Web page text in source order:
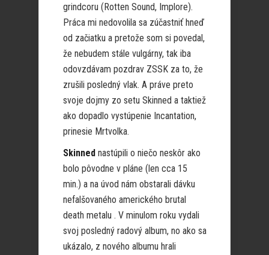
grindcoru (Rotten Sound, Implore).
Práca mi nedovolila sa zúčastniť hneď
od začiatku a pretože som si povedal,
že nebudem stále vulgárny, tak iba
odovzdávam pozdrav ZSSK za to, že
zrušili posledný vlak. A práve preto
svoje dojmy zo setu Skinned a taktiež
ako dopadlo vystúpenie Incantation,
prinesie Mrtvolka.
Skinned nastúpili o niečo neskôr ako
bolo pôvodne v pláne (len cca 15
min.) a na úvod nám obstarali dávku
nefalšovaného amerického brutal
death metalu . V minulom roku vydali
svoj posledný radový album, no ako sa
ukázalo, z nového albumu hrali